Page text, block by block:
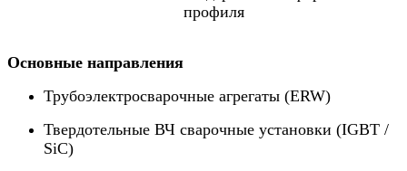
Основные направления
Трубоэлектросварочные агрегаты (ERW)
Твердотельные ВЧ сварочные установки (IGBT /
SiC)